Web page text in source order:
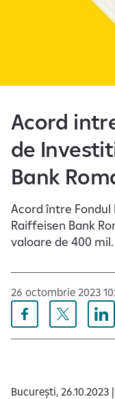
Acord
de
Bank
Acord între Fondul
Raiffeisen Bank
valoare de 400
26 octombrie 2023
București,